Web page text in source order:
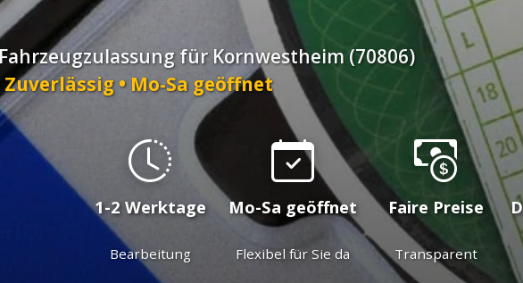
für Kornwestheim (70806)
Zuverlässig • Mo-Sa geöffnet
1-2 Werktage
Bearbeitung
Mo-Sa geöffnet
Flexibel für Sie da
Faire Preise
Transparent